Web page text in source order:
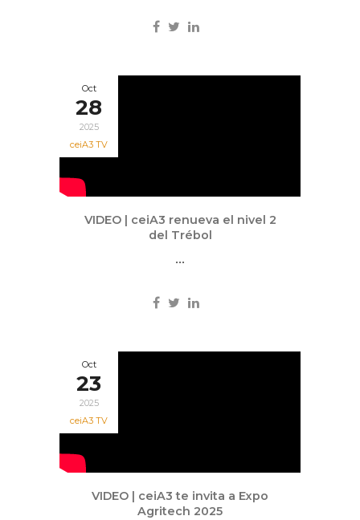
Oct
28
2025
ceiA3 TV
VIDEO | ceiA3 renueva el nivel 2
del Trébol
...
Oct
23
2025
ceiA3 TV
VIDEO | ceiA3 te invita a Expo
Agritech 2025